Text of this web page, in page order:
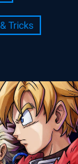
Tricks